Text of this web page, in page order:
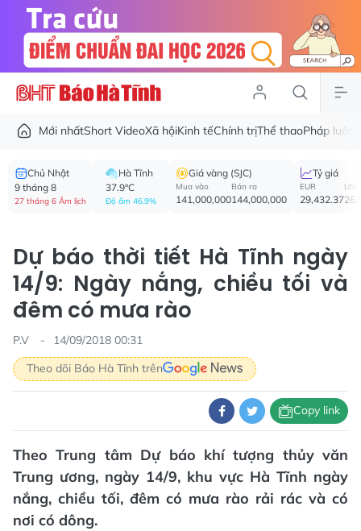
Mới nhấtShort VideoXã hộiKinh tếChính trịThể thaoPháp luật
Chủ Nhật
9 tháng 8
27 tháng 6 Âm lịch
Hà Tĩnh
37.9°C
Độ ẩm 46.9%
Giá vàng (SJC)
Mua vào
141,000,000
Bán ra
144,000,000
Tỷ giá
EUR
29,432.37
USD
Dự báo thời tiết Hà Tĩnh ngày
14/9: Ngày nắng, chiều tối và
đêm có mưa rào
P.V
14/09/2018 00:31
Theo dõi Báo Hà Tĩnh trên
Copy link
Theo Trung tâm Dự báo khí tượng thủy văn
Trung ương, ngày 14/9, khu vực Hà Tĩnh ngày
nắng, chiều tối, đêm có mưa rào rải rác và có
nơi có dông.